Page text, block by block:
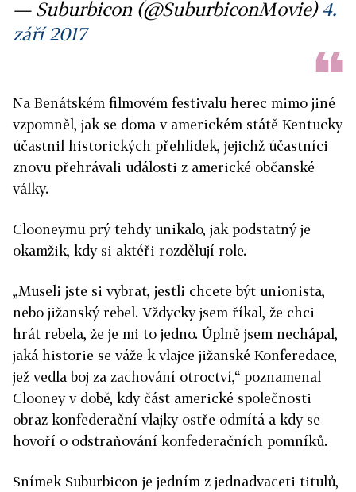
— Suburbicon (@SuburbiconMovie)4.
září 2017
Na Benátském filmovém festivalu herec mimo jiné
vzpomněl, jak se doma v americkém státě Kentucky
účastnil historických přehlídek, jejichž účastníci
znovu přehrávali události z americké občanské
války.
Clooneymu prý tehdy unikalo, jak podstatný je
okamžik, kdy si aktéři rozdělují role.
„Museli jste si vybrat, jestli chcete být unionista,
nebo jižanský rebel. Vždycky jsem říkal, že chci
hrát rebela, že je mi to jedno. Úplně jsem nechápal,
jaká historie se váže k vlajce jižanské Konferedace,
jež vedla boj za zachování otroctví,“ poznamenal
Clooney v době, kdy část americké společnosti
obraz konfederační vlajky ostře odmítá a kdy se
hovoří o odstraňování konfederačních pomníků.
Snímek Suburbicon je jedním z jednadvaceti titulů,